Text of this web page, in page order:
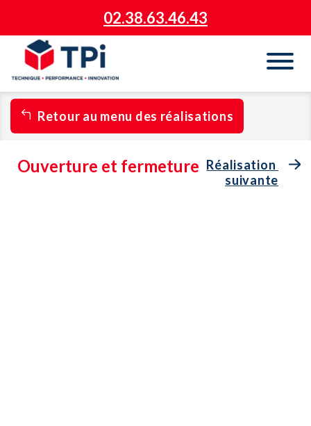
02.38.63.46.43
Retour au menu des réalisations
Réalisation
suivante
Ouverture et fermeture